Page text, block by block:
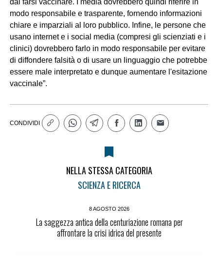
dal farsi vaccinare. I media dovrebbero quindi riferire in
modo responsabile e trasparente, fornendo informazioni
chiare e imparziali al loro pubblico. Infine, le persone che
usano internet e i social media (compresi gli scienziati e i
clinici) dovrebbero farlo in modo responsabile per evitare
di diffondere falsità o di usare un linguaggio che potrebbe
essere male interpretato e dunque aumentare l'esitazione
vaccinale”.
CONDIVIDI
NELLA STESSA CATEGORIA
SCIENZA E RICERCA
8 AGOSTO 2026
La saggezza antica della centuriazione romana per
affrontare la crisi idrica del presente